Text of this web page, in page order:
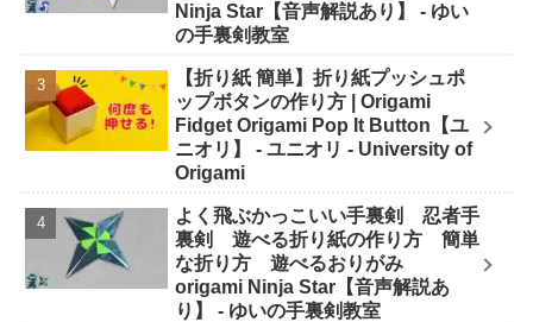
Ninja Star【音声解説あり】 - ゆい
の手裏剣教室
【折り紙 簡単】折り紙プッシュポ
ップボタンの作り方 | Origami
Fidget Origami Pop It Button【ユ
ニオリ】 - ユニオリ - University of
Origami
よく飛ぶかっこいい手裏剣 忍者手
裏剣 遊べる折り紙の作り方 簡単
な折り方 遊べるおりがみ
origami Ninja Star【音声解説あ
り】 - ゆいの手裏剣教室